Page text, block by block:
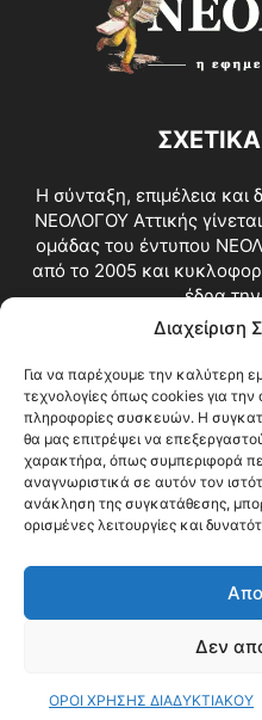
Διαχείριση
Για να παρέχουμε την καλύτερη
τεχνολογίες όπως cookies για
πληροφορίες συσκευών. Η
θα μας επιτρέψει να
χαρακτήρα, όπως συμπεριφορά
αναγνωριστικά σε αυτόν τον
ανάκληση της συγκατάθεσης,
ορισμένες λειτουργίες και
Δεν
ΟΡΟΙ ΧΡΗΣΗΣ ΔΙΑΔΥΚΤΙΑΚΟΥ
Η σύνταξη, επιμέλεια και
ΝΕΟΛΟΓΟΥ Αττικής
ομάδας του έντυπου
από το 2005 και
έδρα
Επικοινωνία:
Videos
© Copyright 2026 ΝΕΟΛΟΓΟΣ